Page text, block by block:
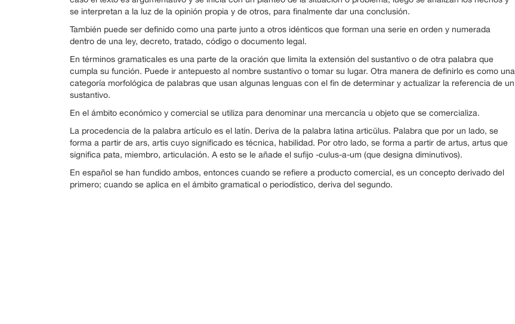
se interpretan a la luz de la opinión propia y de otros, para finalmente dar una conclusión.
También puede ser definido como una parte junto a otros idénticos que forman una serie en orden y numerada
dentro de una ley, decreto, tratado, código o documento legal.
En términos gramaticales es una parte de la oración que limita la extensión del sustantivo o de otra palabra que
cumpla su función. Puede ir antepuesto al nombre sustantivo o tomar su lugar. Otra manera de definirlo es como una
categoría morfológica de palabras que usan algunas lenguas con el fin de determinar y actualizar la referencia de un
sustantivo.
En el ámbito económico y comercial se utiliza para denominar una mercancía u objeto que se comercializa.
La procedencia de la palabra artículo es el latín. Deriva de la palabra latina articŭlus. Palabra que por un lado, se
forma a partir de ars, artis cuyo significado es técnica, habilidad. Por otro lado, se forma a partir de artus, artus que
significa pata, miembro, articulación. A esto se le añade el sufijo -culus-a-um (que designa diminutivos).
En español se han fundido ambos, entonces cuando se refiere a producto comercial, es un concepto derivado del
primero; cuando se aplica en el ámbito gramatical o periodístico, deriva del segundo.